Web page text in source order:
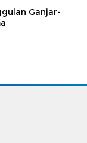
Ganjar-